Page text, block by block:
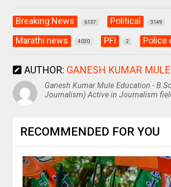
Breaking News 6137 Political 3149
Marathi news 4030 PFI 2 Police
AUTHOR: GANESH KUMAR MULE
Ganesh Kumar Mule Education -
Journalism) Active in Journalism
RECOMMENDED FOR YOU